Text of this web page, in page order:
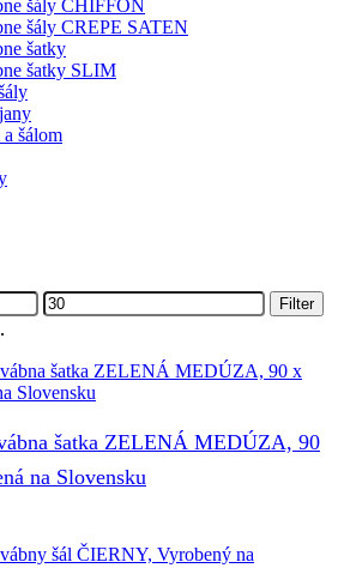
šály CHIFFON
šály CREPE SATEN
šatky
šatky SLIM
šálom
Maximálna
cena
Filter
šatka ZELENÁ MEDÚZA, 90
na Slovensku